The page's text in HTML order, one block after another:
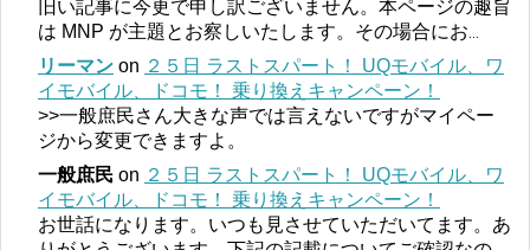
旧い記事に今更で申し訳ございません。本ページの趣旨
は MNP が主題とお察しいたします。その場合にお
リーマン on ２５日 ラストスパート！ UQモバイル、ワ
イモバイル、ドコモ！ 乗り換えキャンペーン！
>>一般庶民さん大きな声では言えないですがマイペー
ジから変更できますよ。
一般庶民 on ２５日 ラストスパート！ UQモバイル、ワ
イモバイル、ドコモ！ 乗り換えキャンペーン！
お世話になります。いつも見させていただいてます。あ